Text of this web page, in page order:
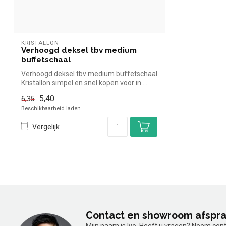
KRISTALLON
Verhoogd deksel tbv medium
buffetschaal
Verhoogd deksel tbv medium buffetschaal
Kristallon simpel en snel kopen voor in ...
6,35 5,40
Beschikbaarheid laden..
Vergelijk
Contact en showroom